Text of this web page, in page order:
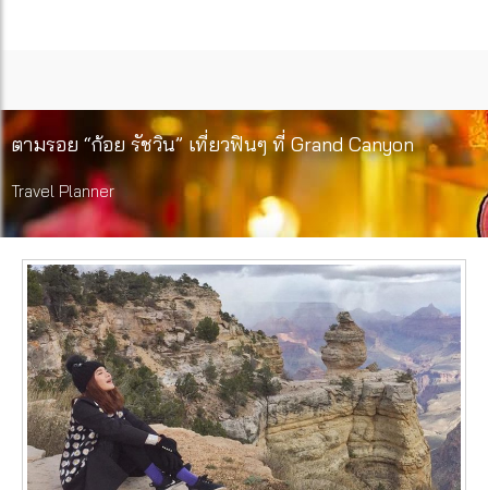
ตามรอย “ก้อย รัชวิน” เที่ยวฟินๆ ที่ Grand Canyon
Travel Planner